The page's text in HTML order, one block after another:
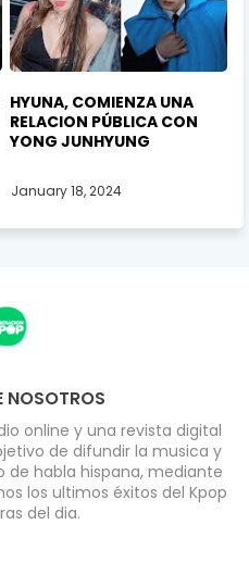
HYUNA, COMIENZA UNA
RELACION PÚBLICA CON
YONG JUNHYUNG
January 18, 2024
NOSOTROS
online y una revista digital
de difundir la musica y
de habla hispana, mediante
los ultimos éxitos del Kpop
del dia.